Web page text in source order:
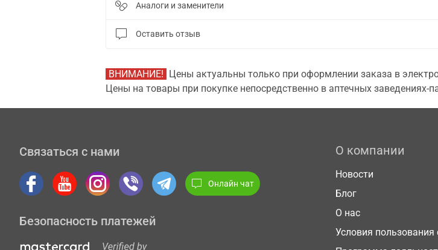
Аналоги и заменители
Оставить отзыв
ВНИМАНИЕ! Цены актуальны только при оформлении заказа в
Цены на товары при покупке непосредственно в аптечных заведениях-
Связаться с нами
Онлайн чат
Безопасность платежей
О компании
Новости
Блог
О нас
Условия пользования